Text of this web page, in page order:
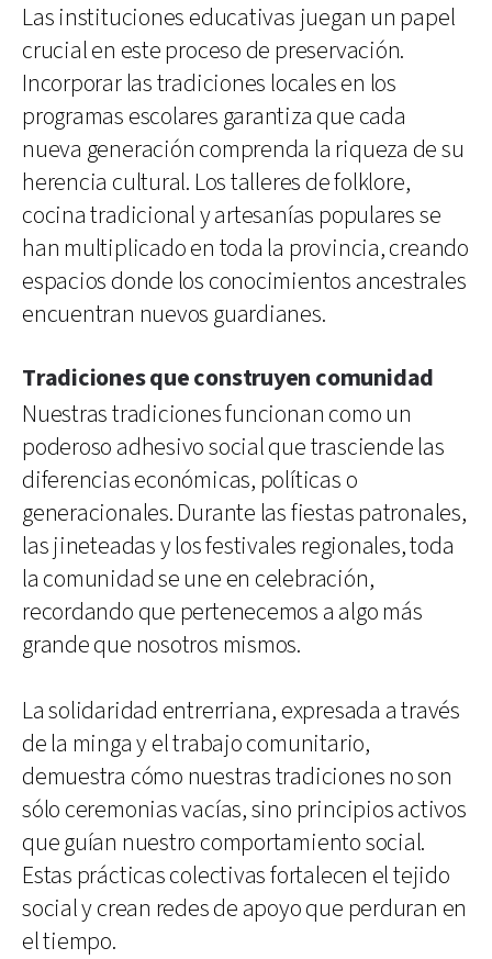
Las instituciones educativas juegan un papel
crucial en este proceso de preservación.
Incorporar las tradiciones locales en los
programas escolares garantiza que cada
nueva generación comprenda la riqueza de su
herencia cultural. Los talleres de folklore,
cocina tradicional y artesanías populares se
han multiplicado en toda la provincia, creando
espacios donde los conocimientos ancestrales
encuentran nuevos guardianes.
Tradiciones que construyen comunidad
Nuestras tradiciones funcionan como un
poderoso adhesivo social que trasciende las
diferencias económicas, políticas o
generacionales. Durante las fiestas patronales,
las jineteadas y los festivales regionales, toda
la comunidad se une en celebración,
recordando que pertenecemos a algo más
grande que nosotros mismos.
La solidaridad entrerriana, expresada a través
de la minga y el trabajo comunitario,
demuestra cómo nuestras tradiciones no son
sólo ceremonias vacías, sino principios activos
que guían nuestro comportamiento social.
Estas prácticas colectivas fortalecen el tejido
social y crean redes de apoyo que perduran en
el tiempo.